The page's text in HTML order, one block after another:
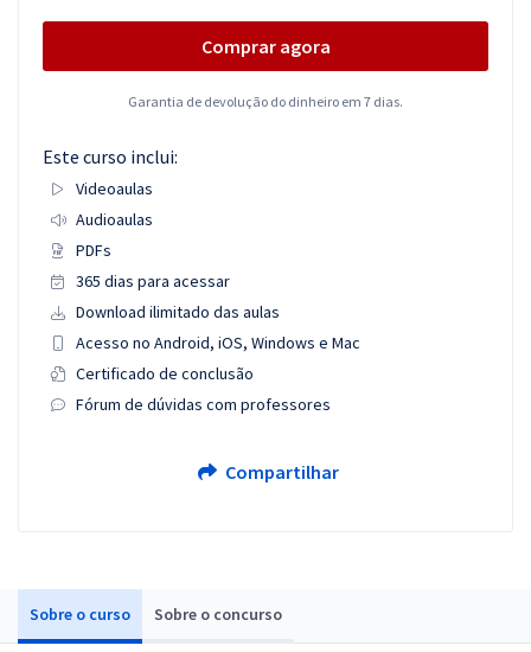
Sobre o curso Sobre o concurso
Comprar agora
Garantia de devolução do dinheiro em 7 dias.
Este curso inclui:
Videoaulas
Audioaulas
PDFs
365 dias para acessar
Download ilimitado das aulas
Acesso no Android, iOS, Windows e Mac
Certificado de conclusão
Fórum de dúvidas com professores
Compartilhar